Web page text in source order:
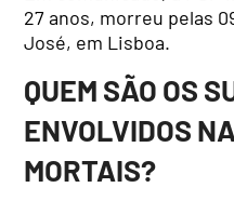
27 anos, morreu pelas
José, em Lisboa.
QUEM SÃO OS
ENVOLVIDOS
MORTAIS?